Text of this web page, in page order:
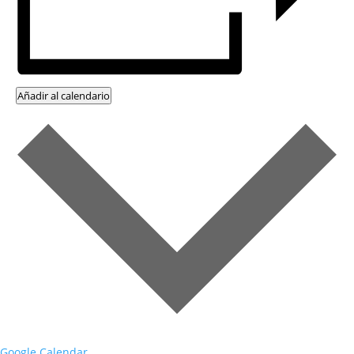
Añadir al calendario